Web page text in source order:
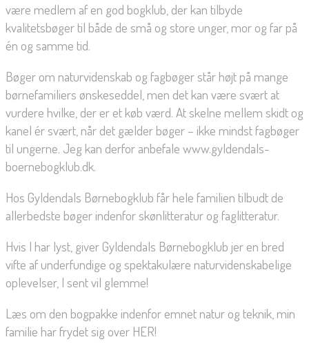
være medlem af en god bogklub, der kan tilbyde
kvalitetsbøger til både de små og store unger, mor og far på
én og samme tid.
Bøger om naturvidenskab og fagbøger står højt på mange
børnefamiliers ønskeseddel, men det kan være svært at
vurdere hvilke, der er et køb værd. At skelne mellem skidt og
kanel ér svært, når det gælder bøger – ikke mindst fagbøger
til ungerne. Jeg kan derfor anbefale www.gyldendals-
boernebogklub.dk.
Hos Gyldendals Børnebogklub får hele familien tilbudt de
allerbedste bøger indenfor skønlitteratur og faglitteratur.
Hvis I har lyst, giver Gyldendals Børnebogklub jer en bred
vifte af underfundige og spektakulære naturvidenskabelige
oplevelser, I sent vil glemme!
Læs om den bogpakke indenfor emnet natur og teknik, min
familie har frydet sig over HER!